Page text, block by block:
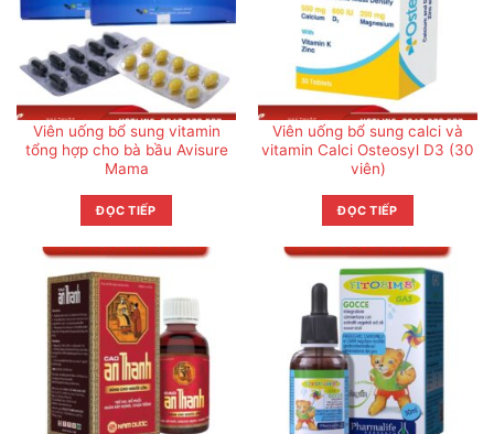
Viên uống bổ sung vitamin
tổng hợp cho bà bầu Avisure
Mama
ĐỌC TIẾP
Viên uống bổ sung calci và
vitamin Calci Osteosyl D3 (30
viên)
ĐỌC TIẾP